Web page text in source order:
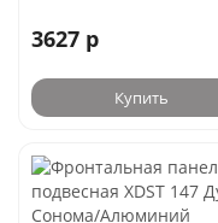
3627 р
Купить